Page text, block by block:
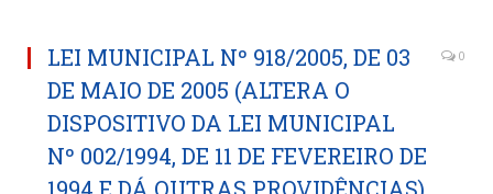
LEI MUNICIPAL Nº 918/2005, DE 03
DE MAIO DE 2005 (ALTERA O
DISPOSITIVO DA LEI MUNICIPAL
Nº 002/1994, DE 11 DE FEVEREIRO DE
0